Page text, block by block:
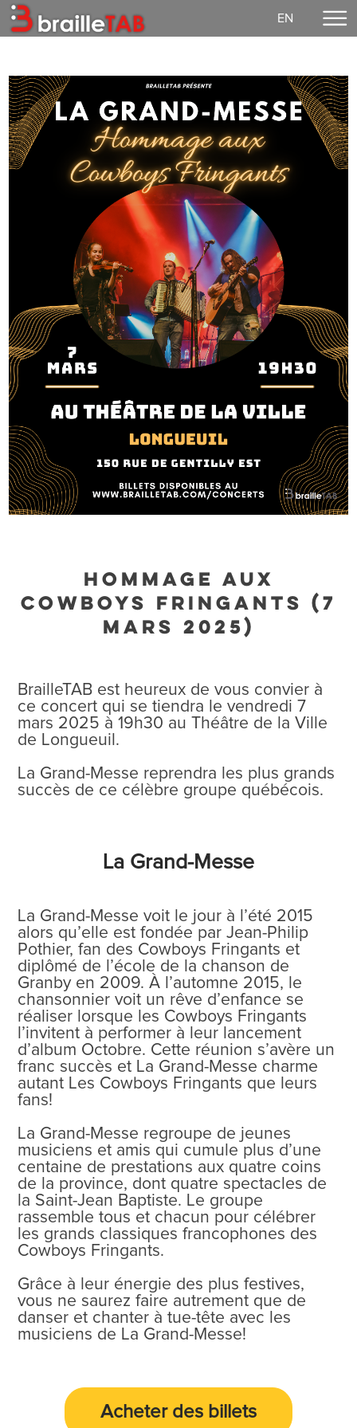
Faire un don
Concerts
EzGuit
Partitions
Notre mission
Vie démocratique
Contact
EN
Hommage aux
Cowboys Fringants (7
mars 2025)
BrailleTAB est heureux de vous convier à
ce concert qui se tiendra le vendredi 7
mars 2025 à 19h30 au Théâtre de la Ville
de Longueuil.
La Grand-Messe reprendra les plus grands
succès de ce célèbre groupe québécois.
La Grand-Messe
La Grand-Messe voit le jour à l’été 2015
alors qu’elle est fondée par Jean-Philip
Pothier, fan des Cowboys Fringants et
diplômé de l’école de la chanson de
Granby en 2009. À l’automne 2015, le
chansonnier voit un rêve d’enfance se
réaliser lorsque les Cowboys Fringants
l’invitent à performer à leur lancement
d’album Octobre. Cette réunion s’avère un
franc succès et La Grand-Messe charme
autant Les Cowboys Fringants que leurs
fans!
La Grand-Messe regroupe de jeunes
musiciens et amis qui cumule plus d’une
centaine de prestations aux quatre coins
de la province, dont quatre spectacles de
la Saint-Jean Baptiste. Le groupe
rassemble tous et chacun pour célébrer
les grands classiques francophones des
Cowboys Fringants.
Grâce à leur énergie des plus festives,
vous ne saurez faire autrement que de
danser et chanter à tue-tête avec les
musiciens de La Grand-Messe!
Acheter des billets